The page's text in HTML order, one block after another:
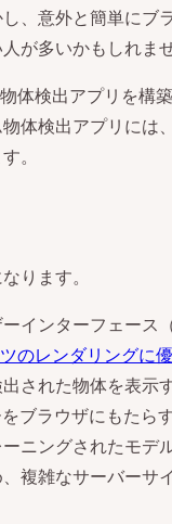
、意外と簡単にブ
が多いかもしれませ
体検出アプリを構
体検出アプリには
。
ります。
インターフェース
のレンダリングに
された物体を表示
をブラウザにもたら
ニングされたモデ
複雑なサーバーサ